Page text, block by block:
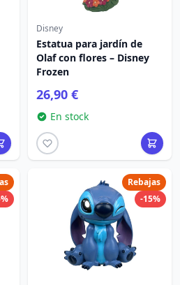
Disney
Estatua para jardín de
Olaf con flores – Disney
Frozen
26,90 €
En stock
Rebajas
-15%